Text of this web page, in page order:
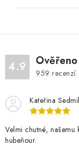
4.9 959 recenzí.
Kateřina
Velmi chutné,
hubeňour.